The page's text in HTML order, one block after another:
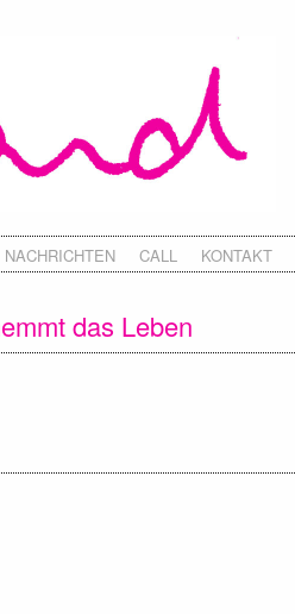
NACHRICHTEN CALL KONTAKT
das Leben